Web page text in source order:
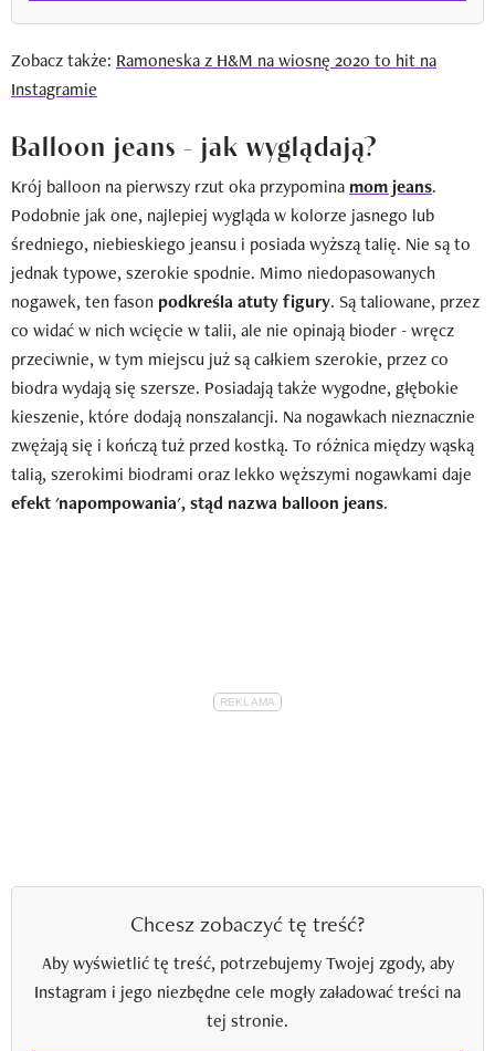
Zobacz także: Ramoneska z H&M na wiosnę 2020 to hit na
Instagramie
Balloon jeans - jak wyglądają?
Krój balloon na pierwszy rzut oka przypomina mom jeans.
Podobnie jak one, najlepiej wygląda w kolorze jasnego lub
średniego, niebieskiego jeansu i posiada wyższą talię. Nie są to
jednak typowe, szerokie spodnie. Mimo niedopasowanych
nogawek, ten fason podkreśla atuty figury. Są taliowane, przez
co widać w nich wcięcie w talii, ale nie opinają bioder - wręcz
przeciwnie, w tym miejscu już są całkiem szerokie, przez co
biodra wydają się szersze. Posiadają także wygodne, głębokie
kieszenie, które dodają nonszalancji. Na nogawkach nieznacznie
zwężają się i kończą tuż przed kostką. To różnica między wąską
talią, szerokimi biodrami oraz lekko węższymi nogawkami daje
efekt 'napompowania', stąd nazwa balloon jeans.
Chcesz zobaczyć tę treść?
Aby wyświetlić tę treść, potrzebujemy Twojej zgody, aby
Instagram i jego niezbędne cele mogły załadować treści na
tej stronie.